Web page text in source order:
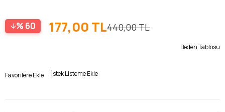
60 440,00 TL
177,00 TL
Beden Tablosu
Favorilere Ekle İstek Listeme Ekle